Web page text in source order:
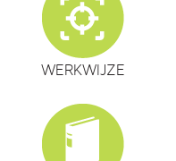
WERKWIJZE